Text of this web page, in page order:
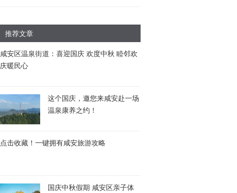
推荐文章
咸安区温泉街道：喜迎国庆 欢度中秋 睦邻欢
庆暖民心
这个国庆，邀您来咸安赴一场
温泉康养之约！
点击收藏！一键拥有咸安旅游攻略
国庆中秋假期 咸安区亲子体